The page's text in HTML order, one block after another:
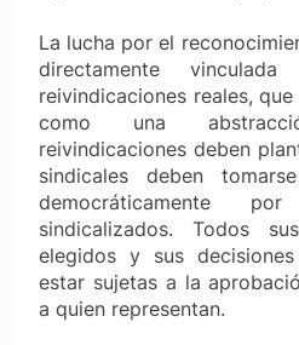
La lucha por el
directamente
reivindicaciones reales,
como una
reivindicaciones deben
sindicales deben
democráticamente
sindicalizados. Todos
elegidos y sus
estar sujetas a la
a quien representan.